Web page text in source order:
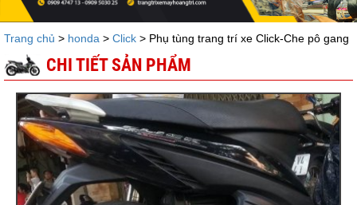
Trang chủ > honda > Click > Phụ tùng trang trí xe Click-Che pô gang
CHI TIẾT SẢN PHẨM